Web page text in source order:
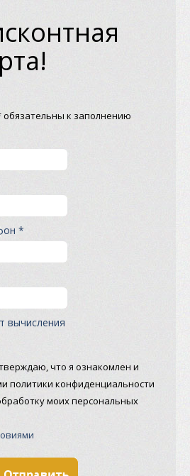
к заполнению
*
вычисления
что я ознакомлен и
политики конфиденциальности
моих персональных